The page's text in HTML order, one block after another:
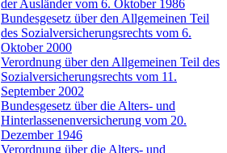
der Ausländer vom 6. Oktober 1986
Bundesgesetz über den Allgemeinen Teil
des Sozialversicherungsrechts vom 6.
Oktober 2000
Verordnung über den Allgemeinen Teil des
Sozialversicherungsrechts vom 11.
September 2002
Bundesgesetz über die Alters- und
Hinterlassenenversicherung vom 20.
Dezember 1946
Verordnung über die Alters- und